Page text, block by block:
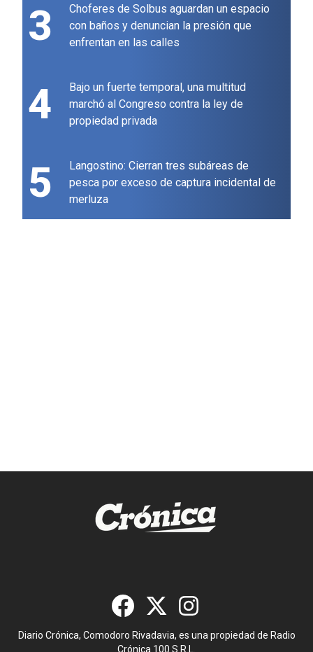
3
Choferes de Solbus aguardan un espacio
con baños y denuncian la presión que
enfrentan en las calles
4
Bajo un fuerte temporal, una multitud
marchó al Congreso contra la ley de
propiedad privada
5
Langostino: Cierran tres subáreas de
pesca por exceso de captura incidental de
merluza
Diario Crónica, Comodoro Rivadavia, es una propiedad de Radio
Crónica 100 S.R.L.